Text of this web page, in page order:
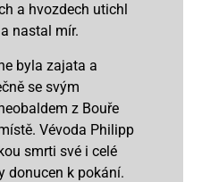
a hvozdech utichl
nastal mír.
byla zajata a
se svým
z Bouře
Vévoda Philipp
smrti své i celé
donucen k pokání.